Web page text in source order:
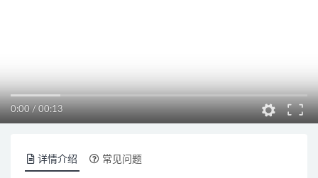
0:00 / 00:13
详情介绍 常见问题